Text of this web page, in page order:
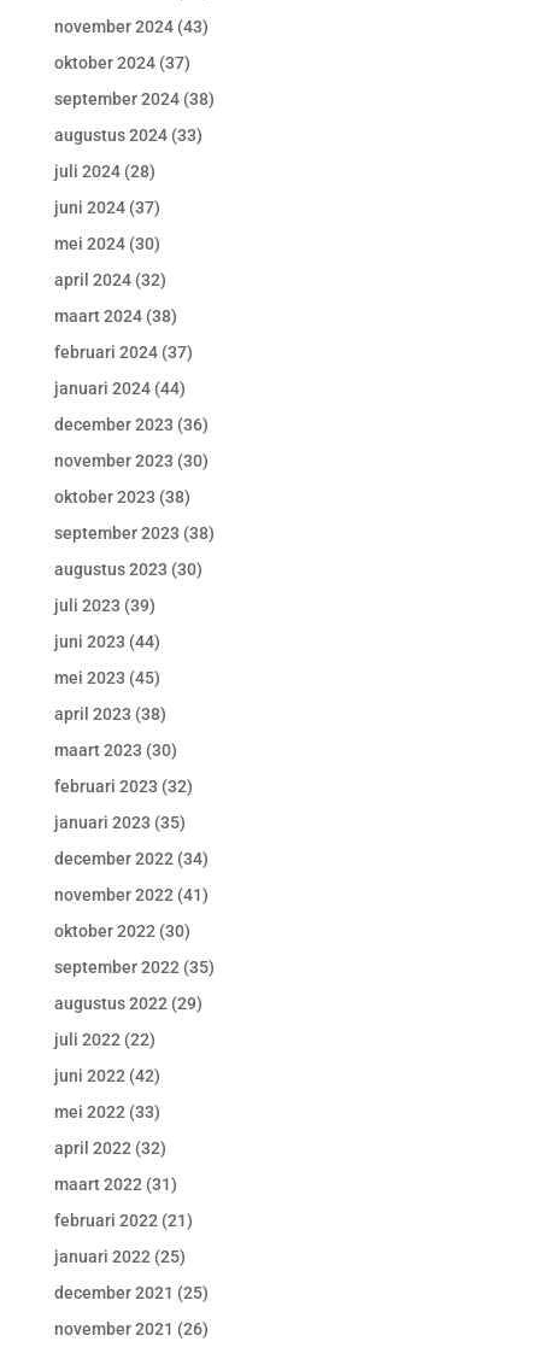
november 2024(43)
oktober 2024(37)
september 2024(38)
augustus 2024(33)
juli 2024(28)
juni 2024(37)
mei 2024(30)
april 2024(32)
maart 2024(38)
februari 2024(37)
januari 2024(44)
december 2023 (36)
november 2023 (30)
oktober 2023 (38)
september 2023 (38)
augustus 2023 (30)
juli 2023 (39)
juni 2023 (44)
mei 2023 (45)
april 2023 (38)
maart 2023 (30)
februari 2023 (32)
januari 2023 (35)
december 2022 (34)
november 2022 (41)
oktober 2022 (30)
september 2022 (35)
augustus 2022 (29)
juli 2022 (22)
juni 2022 (42)
mei 2022 (33)
april 2022 (32)
maart 2022 (31)
februari 2022 (21)
januari 2022 (25)
december 2021 (25)
november 2021 (26)